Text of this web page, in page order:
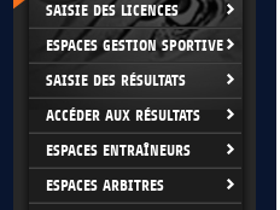
SAISIE DES LICENCES
ESPACES GESTION SPORTIVE
SAISIE DES RÉSULTATS
ACCÉDER AUX RÉSULTATS
ESPACES ENTRAÎNEURS
ESPACES ARBITRES